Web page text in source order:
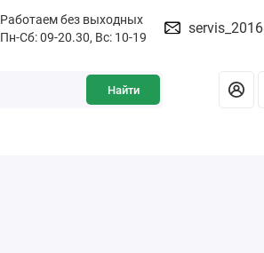
Работаем без выходных
Пн-Сб: 09-20.30, Вс: 10-19
Найти